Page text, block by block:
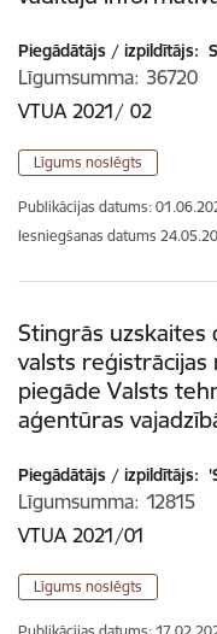
Piegādātājs / izpildītājs:
Līgumsumma 36720
VTUA 2021/ 02
Līgums noslēgts
Publikācijas datums:
Iesniegšanas datums
Stingrās uzskaites
valsts reģistrācijas
piegāde Valsts
aģentūras
Piegādātājs / izpildītājs:
Līgumsumma 12815
VTUA 2021/01
Līgums noslēgts